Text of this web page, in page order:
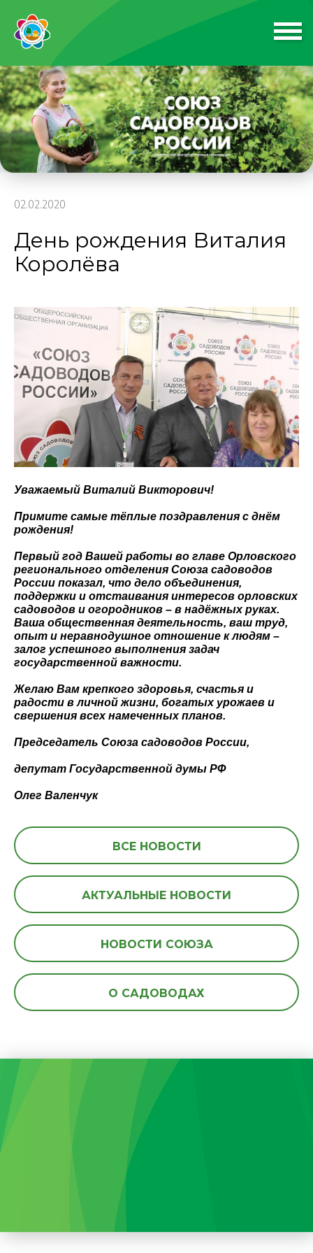
02.02.2020
День рождения Виталия
Королёва
Уважаемый Виталий Викторович!
Примите самые тёплые поздравления с днём
рождения!
Первый год Вашей работы во главе Орловского
регионального отделения Союза садоводов
России показал, что дело объединения,
поддержки и отстаивания интересов орловских
садоводов и огородников – в надёжных руках.
Ваша общественная деятельность, ваш труд,
опыт и неравнодушное отношение к людям –
залог успешного выполнения задач
государственной важности.
Желаю Вам крепкого здоровья, счастья и
радости в личной жизни, богатых урожаев и
свершения всех намеченных планов.
Председатель Союза садоводов России,
депутат Государственной думы РФ
Олег Валенчук
ВСЕ НОВОСТИ
АКТУАЛЬНЫЕ НОВОСТИ
НОВОСТИ СОЮЗА
О САДОВОДАХ